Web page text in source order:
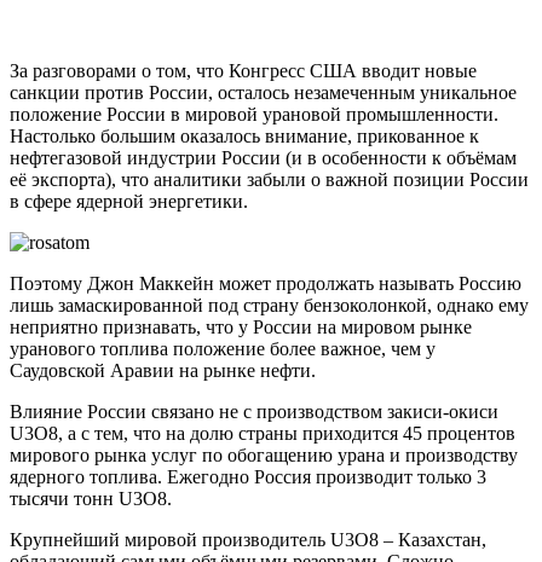
За разговорами о том, что Конгресс США вводит новые
санкции против России, осталось незамеченным уникальное
положение России в мировой урановой промышленности.
Настолько большим оказалось внимание, прикованное к
нефтегазовой индустрии России (и в особенности к объёмам
её экспорта), что аналитики забыли о важной позиции России
в сфере ядерной энергетики.
Поэтому Джон Маккейн может продолжать называть Россию
лишь замаскированной под страну бензоколонкой, однако ему
неприятно признавать, что у России на мировом рынке
уранового топлива положение более важное, чем у
Саудовской Аравии на рынке нефти.
Влияние России связано не с производством закиси-окиси
U3O8, а с тем, что на долю страны приходится 45 процентов
мирового рынка услуг по обогащению урана и производству
ядерного топлива. Ежегодно Россия производит только 3
тысячи тонн U3O8.
Крупнейший мировой производитель U3O8 ­– Казахстан,